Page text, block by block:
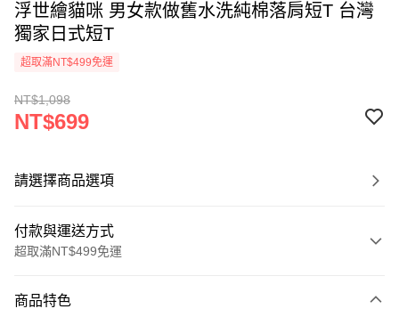
浮世繪貓咪 男女款做舊水洗純棉落肩短T 台灣
獨家日式短T
超取滿NT$499免運
NT$1,098
NT$699
請選擇商品選項
付款與運送方式
超取滿NT$499免運
信用卡一次付款
商品特色